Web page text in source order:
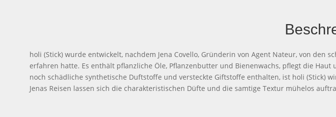
holi (Stick) wurde entwickelt, nachdem Jena Covello, Gründerin von Agent Nateur, von
erfahren hatte. Es enthält pflanzliche Öle, Pflanzenbutter und Bienenwachs, pflegt die
noch schädliche synthetische Duftstoffe und versteckte Giftstoffe enthalten, ist holi
Jenas Reisen lassen sich die charakteristischen Düfte und die samtige Textur mühelos